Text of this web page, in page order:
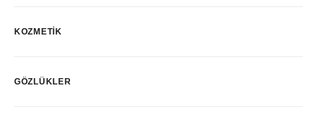
KOZMETIK
GÖZLÜKLER